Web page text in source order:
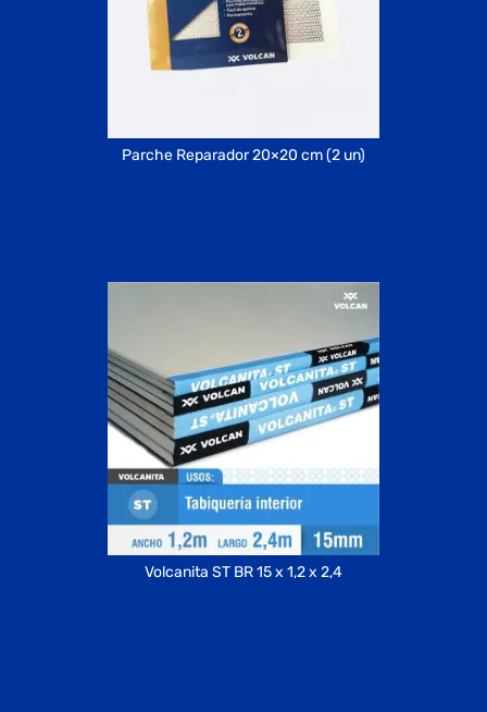
Parche Reparador 20×20 cm (2 un)
Volcanita ST BR 15 x 1,2 x 2,4